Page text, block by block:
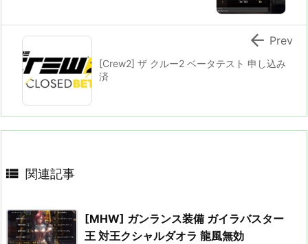
[Crew2] ザ クルー2 ベータテスト 申し込み
済
 Prev
 関連記事
[MHW] ガンランス装備 ガイラバスター
王 対王クシャルダオラ 龍風無効